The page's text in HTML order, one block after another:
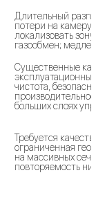
Длительный
потери на камеру;
локализовать зону;
газообмен;
Существенные
эксплуатационные
чистота,
больших слоях
Требуется
ограниченная
на массивных
повторяемость